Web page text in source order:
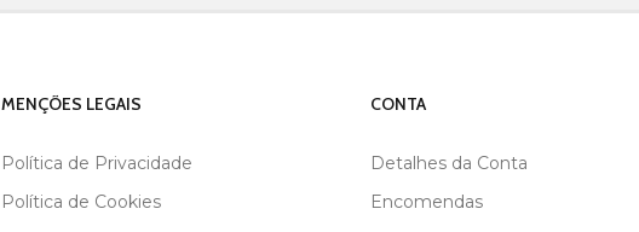
MENÇÕES LEGAIS
Política de Privacidade
Política de Cookies
CONTA
Detalhes da Conta
Encomendas